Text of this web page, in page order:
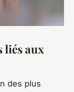
liés aux
des plus